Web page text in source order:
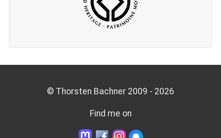
© Thorsten Bachner 2009 - 2026
Find me on